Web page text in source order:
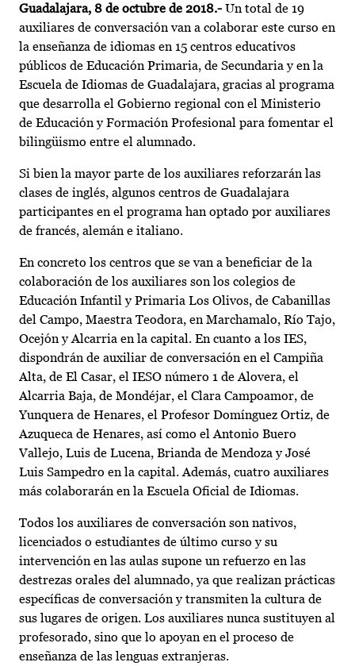
Guadalajara, 8 de octubre de 2018.- Un total de 19
auxiliares de conversación van a colaborar este curso en
la enseñanza de idiomas en 15 centros educativos
públicos de Educación Primaria, de Secundaria y en la
Escuela de Idiomas de Guadalajara, gracias al programa
que desarrolla el Gobierno regional con el Ministerio
de Educación y Formación Profesional para fomentar el
bilingüismo entre el alumnado.
Si bien la mayor parte de los auxiliares reforzarán las
clases de inglés, algunos centros de Guadalajara
participantes en el programa han optado por auxiliares
de francés, alemán e italiano.
En concreto los centros que se van a beneficiar de la
colaboración de los auxiliares son los colegios de
Educación Infantil y Primaria Los Olivos, de Cabanillas
del Campo, Maestra Teodora, en Marchamalo, Río Tajo,
Ocejón y Alcarria en la capital. En cuanto a los IES,
dispondrán de auxiliar de conversación en el Campiña
Alta, de El Casar, el IESO número 1 de Alovera, el
Alcarria Baja, de Mondéjar, el Clara Campoamor, de
Yunquera de Henares, el Profesor Domínguez Ortiz, de
Azuqueca de Henares, así como el Antonio Buero
Vallejo, Luis de Lucena, Brianda de Mendoza y José
Luis Sampedro en la capital. Además, cuatro auxiliares
más colaborarán en la Escuela Oficial de Idiomas.
Todos los auxiliares de conversación son nativos,
licenciados o estudiantes de último curso y su
intervención en las aulas supone un refuerzo en las
destrezas orales del alumnado, ya que realizan prácticas
específicas de conversación y transmiten la cultura de
sus lugares de origen. Los auxiliares nunca sustituyen al
profesorado, sino que lo apoyan en el proceso de
enseñanza de las lenguas extranjeras.